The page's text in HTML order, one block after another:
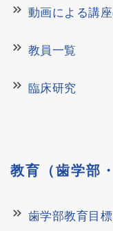
keyboard_double_arrow_right 動画による講
keyboard_double_arrow_right 教員一覧
keyboard_double_arrow_right 臨床研究
教育（歯学部
keyboard_double_arrow_right 歯学部教育目